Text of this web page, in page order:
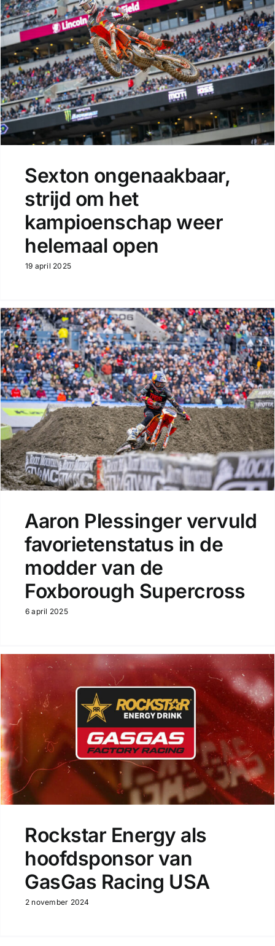
Sexton ongenaakbaar,
strijd om het
kampioenschap weer
helemaal open
19 april 2025
Aaron Plessinger vervuld
favorietenstatus in de
modder van de
Foxborough Supercross
6 april 2025
Rockstar Energy als
hoofdsponsor van
GasGas Racing USA
2 november 2024